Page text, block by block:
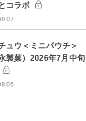
コラボ
ュウ＜ミニパウチ＞
製菓）2026年7月中旬